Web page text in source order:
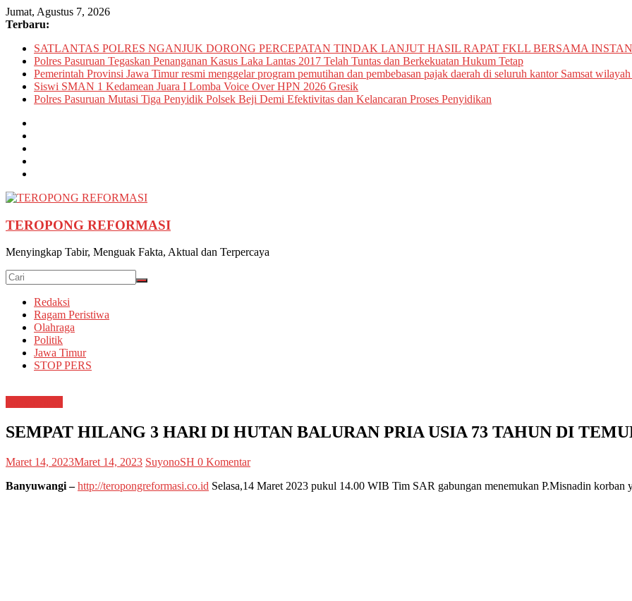
Skip
to
Jumat, Agustus 7, 2026
Terbaru:
SATLANTAS POLRES NGANJUK DORONG PERCEPATAN TINDAK LANJUT HASIL RAPAT FKLL BERSAMA
Polres Pasuruan Tegaskan Penanganan Kasus Laka Lantas 2017 Telah Tuntas dan Berkekuatan Hukum Tetap
Pemerintah Provinsi Jawa Timur resmi menggelar program pemutihan dan pembebasan pajak daerah di seluruh kantor Samsat
Siswi SMAN 1 Kedamean Juara I Lomba Voice Over HPN 2026 Gresik
Polres Pasuruan Mutasi Tiga Penyidik Polsek Beji Demi Efektivitas dan Kelancaran Proses Penyidikan
TEROPONG REFORMASI
Menyingkap Tabir, Menguak Fakta, Aktual dan Terpercaya
Redaksi
Ragam Peristiwa
Olahraga
Politik
Jawa Timur
STOP PERS
SEMPAT HILANG 3 HARI DI HUTAN BALURAN PRIA USIA 73 TAHUN DI
Maret 14, 2023Maret 14, 2023 SuyonoSH 0 Komentar
Banyuwangi –http://teropongreformasi.co.id Selasa,14 Maret 2023 pukul 14.00 WIB Tim SAR gabungan menemukan P.Misnadin korban